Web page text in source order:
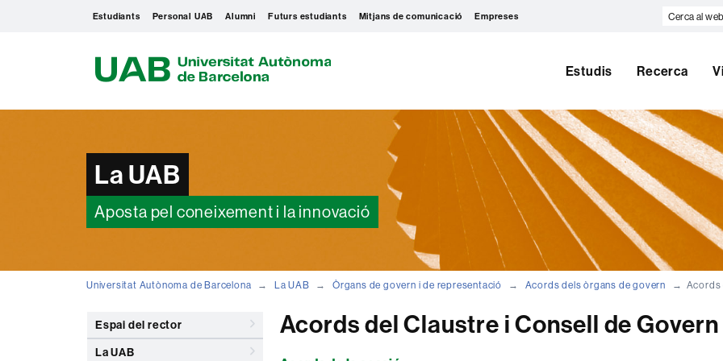
Estudiants Personal UAB Alumni Futurs estudiants Mitjans de comunicació Empreses
Cerca
A
Estudis Recerca
La UAB
Aposta pel coneixement i la innovació
Universitat Autònoma de Barcelona La UAB Òrgans de govern i de representació Acords dels òrgans de govern Acords
Espai del rector
La UAB
Acords del Claustre i Consell de Govern